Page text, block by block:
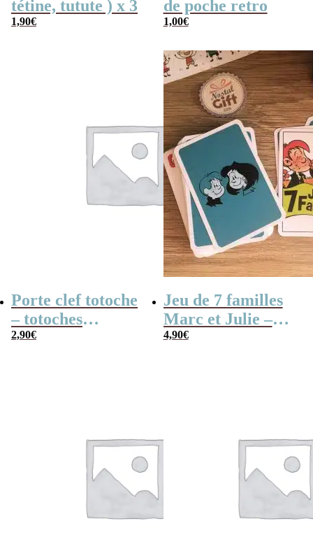
tétine, tutute ) x 3
1,90€
de poche retro
1,00€
Porte clef totoche
– totoches
translucides
2,90€
Jeu de 7 familles
Marc et Julie –
Les meilleures
4,90€